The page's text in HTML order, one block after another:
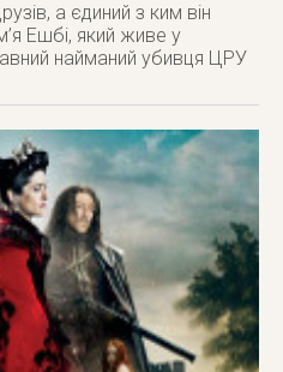
а єдиний з ким він
Ешбі, який живе у
найманий убивця ЦРУ